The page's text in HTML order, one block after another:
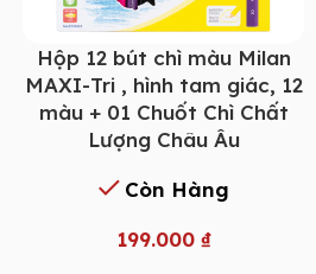
Hộp 12 bút chì màu Milan
MAXI-Tri , hình tam giác, 12
màu + 01 Chuốt Chì Chất
Lượng Châu Âu
Còn Hàng
199.000 ₫